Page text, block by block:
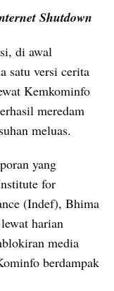
Shutdown
di awal
satu versi cerita
Kemkominfo
meredam
meluas.
yang
for
(Indef), Bhima
media
berdampak